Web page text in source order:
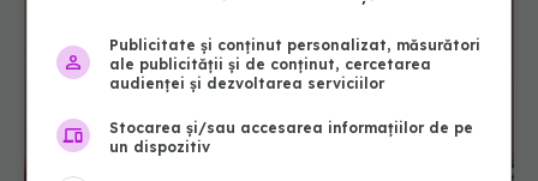
Publicitate și conținut personalizat, măsurători
ale publicității și de conținut, cercetarea
audienței și dezvoltarea serviciilor
Stocarea și/sau accesarea informațiilor de pe
un dispozitiv